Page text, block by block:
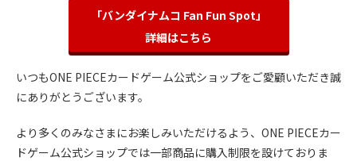
「バンダイナムコ Fan Fun Spot」
詳細はこちら
いつもONE PIECEカードゲーム公式ショップをご愛顧いただき誠
にありがとうございます。
より多くのみなさまにお楽しみいただけるよう、ONE PIECEカー
ドゲーム公式ショップでは一部商品に購入制限を設けておりま